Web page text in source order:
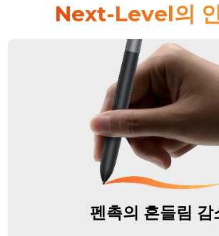
Next-Level의
펜촉의 흔들림 감